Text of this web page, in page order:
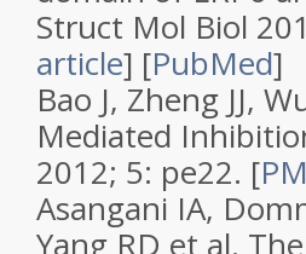
Struct Mol Biol
article] [PubMed]
Bao J, Zheng JJ,
Mediated
2012; 5: pe22. [
Asangani IA,
Yang RD et al.